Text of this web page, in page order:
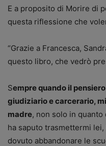
E a proposito di Morire di
questa riflessione che
“Grazie a Francesca,
questo libro, che vedrò
Sempre quando il
giudiziario e carcerario,
madre, non solo in quanto
ha saputo trasmettermi
dovuto abbandonare le